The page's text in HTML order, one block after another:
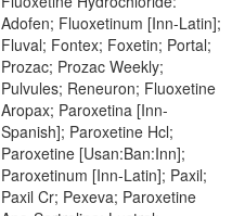
Adofen; Fluoxetinum [Inn-Latin];
Fluval; Fontex; Foxetin; Portal;
Prozac; Prozac Weekly;
Pulvules; Reneuron; Fluoxetine
Aropax; Paroxetina [Inn-
Spanish]; Paroxetine Hcl;
Paroxetine [Usan:Ban:Inn];
Paroxetinum [Inn-Latin]; Paxil;
Paxil Cr; Pexeva; Paroxetine